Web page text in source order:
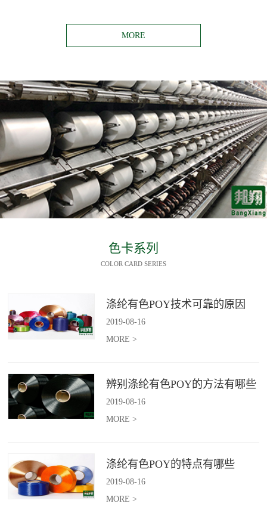
MORE
色卡系列
COLOR CARD SERIES
涤纶有色POY技术可靠的原因
2019-08-16
MORE >
辨别涤纶有色POY的方法有哪些
2019-08-16
MORE >
涤纶有色POY的特点有哪些
2019-08-16
MORE >